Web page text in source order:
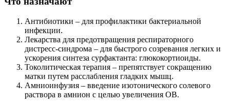
Антибиотики – для профилактики бактериальной
инфекции.
Лекарства для предотвращения респираторного
дистресс-синдрома – для быстрого созревания легких и
ускорения синтеза сурфактанта: глюкокортиоиды.
Токолитическая терапия – препятствует сокращению
матки путем расслабления гладких мышц.
Амниоинфузия – введение изотонического солевого
раствора в амнион с целью увеличения ОВ.